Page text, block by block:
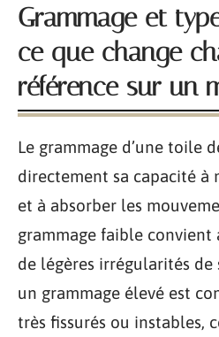
Grammage et
ce que change
référence sur un
Le grammage d’une toile
directement sa capacité à
et à absorber les
grammage faible convient
de légères irrégularités de
un grammage élevé est
très fissurés ou instables,